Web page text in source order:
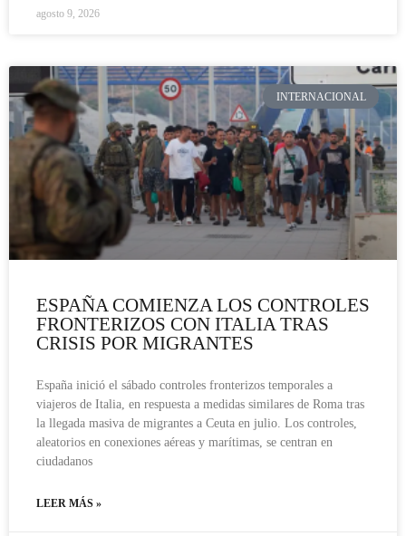
agosto 9, 2026
INTERNACIONAL
ESPAÑA COMIENZA LOS CONTROLES
FRONTERIZOS CON ITALIA TRAS
CRISIS POR MIGRANTES
España inició el sábado controles fronterizos temporales a
viajeros de Italia, en respuesta a medidas similares de Roma tras
la llegada masiva de migrantes a Ceuta en julio. Los controles,
aleatorios en conexiones aéreas y marítimas, se centran en
ciudadanos
LEER MÁS »